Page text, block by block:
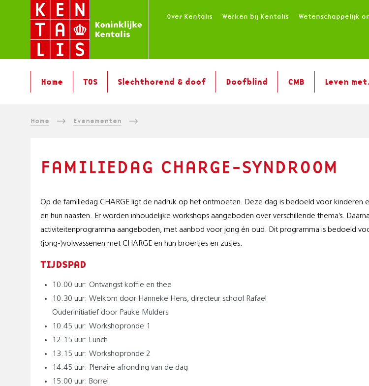
Over Kentalis Werken bij Kentalis Wetenschappelijk
M
Home TOS Slechthorend & doof Doofblind CMB Leven
K
Home Evenementen
FAMILIEDAG CHARGE-SYNDROOM
Op de familiedag CHARGE ligt de nadruk op het ontmoeten. Deze dag is bedoeld voor kinderen
en hun naasten. Er worden inhoudelijke workshops aangeboden over verschillende thema’s.
activiteitenprogramma aangeboden, met aanbod voor jong én oud. Dit programma is bedoeld
(jong-)volwassenen met CHARGE en hun broertjes en zusjes.
TIJDSPAD
10.00 uur: Ontvangst koffie en thee
10.30 uur: Welkom door Hanneke Hens, directeur school Rafael
Ouderinitiatief door Pauke Mulders
10.45 uur: Workshopronde 1
12.15 uur: Lunch
13.15 uur: Workshopronde 2
14.45 uur: Plenaire afronding van de dag
15.00 uur: Borrel